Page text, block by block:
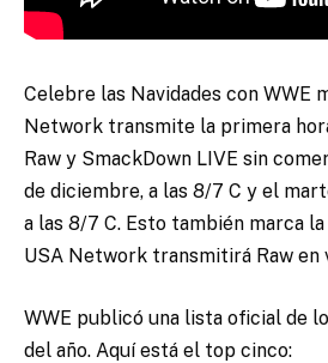
Celebre las Navidades con WWE
Network transmite la primera
Raw y SmackDown LIVE sin
de diciembre, a las 8/7 C y el
a las 8/7 C. Esto también marca
USA Network transmitirá Raw en
WWE publicó una lista oficial de
del año. Aquí está el top cinco: